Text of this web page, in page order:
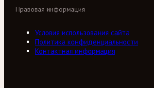
Правовая информация
Условия использования сайта
Политика конфиденциальности
Контактная информация